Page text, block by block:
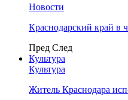
Новости
Краснодарский край в
Пред След
Культура
Культура
Житель Краснодара